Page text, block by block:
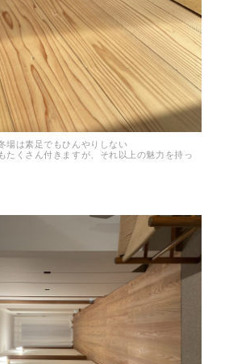
場は素足でもひんやりしない
たくさん付きますが、それ以上の魅力を持っ